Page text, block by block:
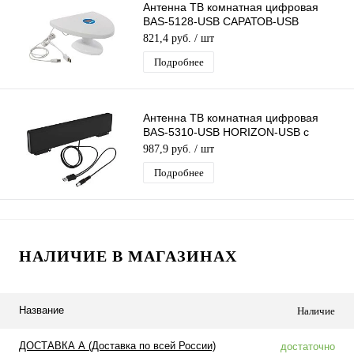
Антенна ТВ комнатная цифровая
BAS-5128-USB САРАТОВ-USB
эфирная для DVB-T2 телевидения
Рэмо
821,4 руб. / шт
Подробнее
Антенна ТВ комнатная цифровая
BAS-5310-USB HORIZON-USB с
усилителем эфирная для DVB-T2
Рэмо
987,9 руб. / шт
Подробнее
НАЛИЧИЕ В МАГАЗИНАХ
Название Наличие
ДОСТАВКА А (Доставка по всей России) достаточно